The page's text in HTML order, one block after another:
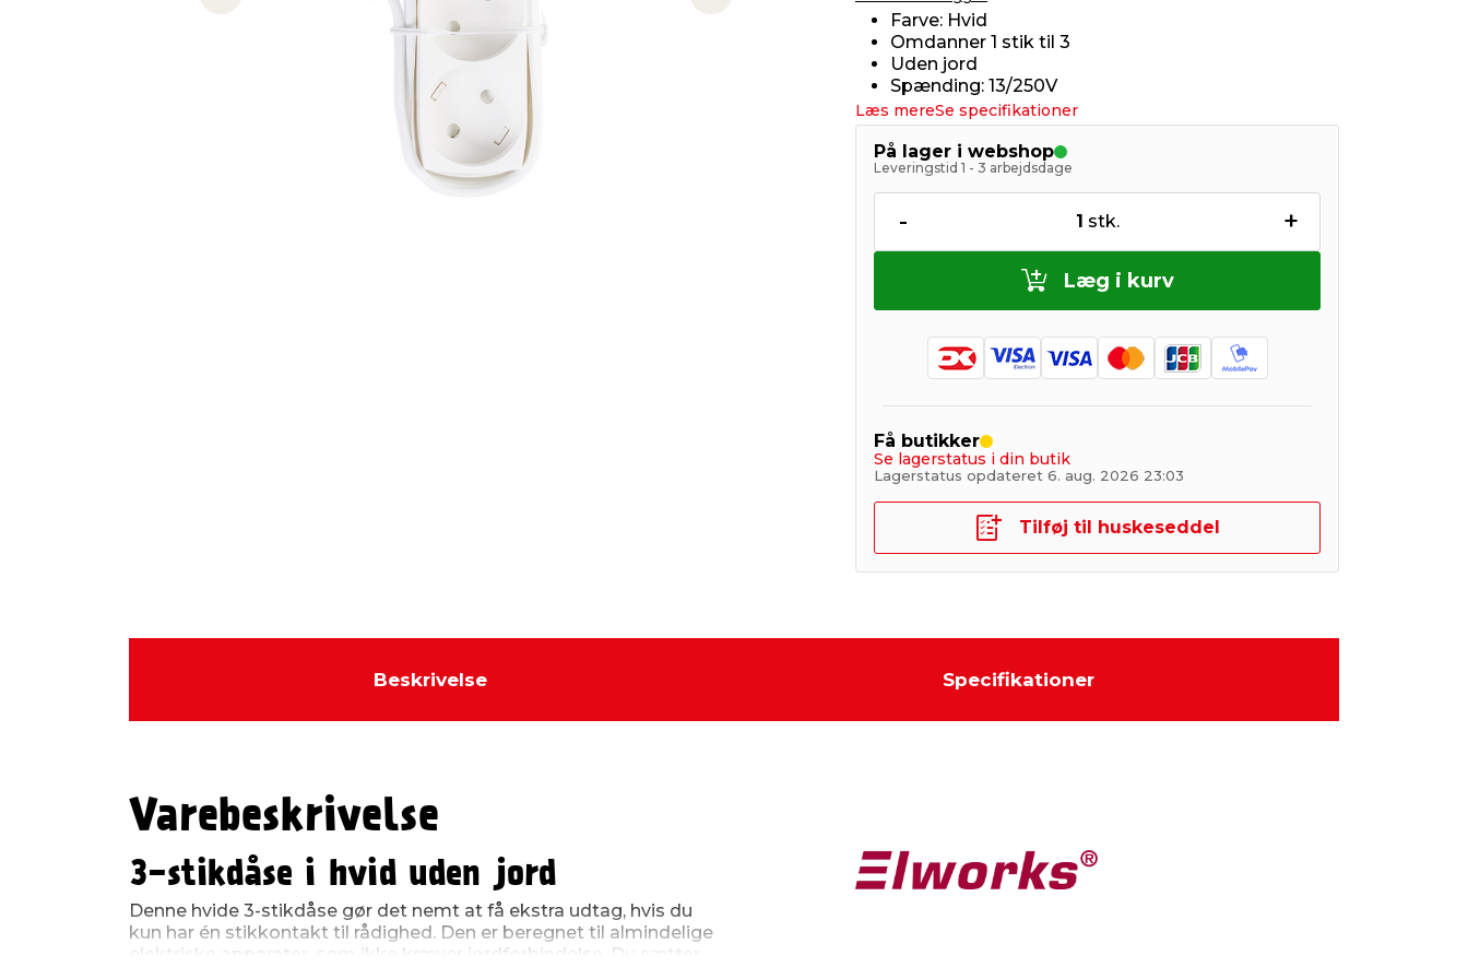
Previous slide Next slide
Farve: Hvid
Omdanner 1 stik til 3
Uden jord
Spænding: 13/250V
Læs mereSe specifikationer
På lager i webshop
Leveringstid 1 - 3 arbejdsdage
- 1 stk. +
Læg i kurv
Få butikker
Se lagerstatus i din butik
Lagerstatus opdateret 6. aug. 2026 23:03
Tilføj til huskeseddel
Beskrivelse Specifikationer
Varebeskrivelse
3-stikdåse i hvid uden jord
Denne hvide 3-stikdåse gør det nemt at få ekstra udtag, hvis du
kun har én stikkontakt til rådighed. Den er beregnet til almindelige
elektriske apparater, som ikke kræver jordforbindelse. Du sætter